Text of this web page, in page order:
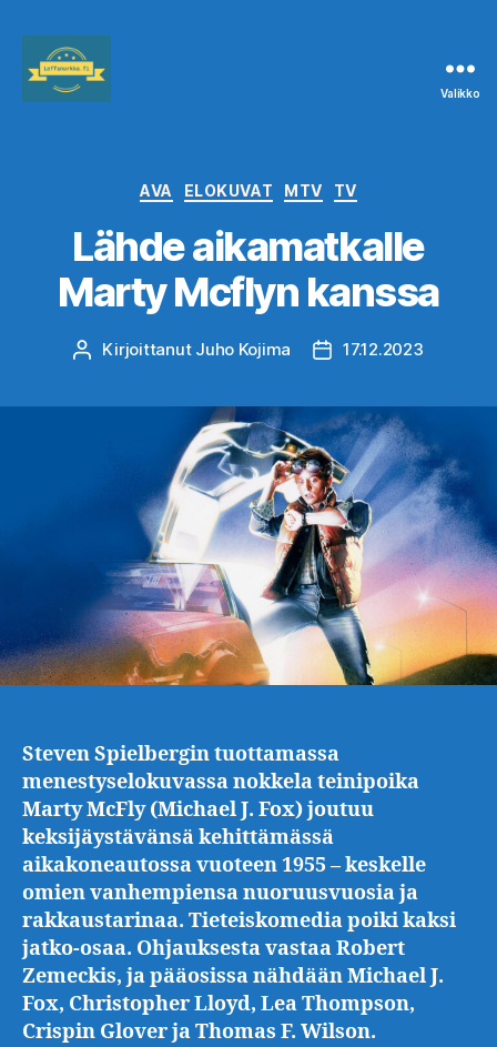
Valikko
Kategoriat
AVA ELOKUVAT MTV TV
Lähde aikamatkalle
Marty Mcflyn kanssa
Kirjoittaja
Kirjoittanut Juho Kojima Julkaisupäivämäärä
17.12.2023
Steven Spielbergin tuottamassa
menestyselokuvassa nokkela teinipoika
Marty McFly (Michael J. Fox) joutuu
keksijäystävänsä kehittämässä
aikakoneautossa vuoteen 1955 – keskelle
omien vanhempiensa nuoruusvuosia ja
rakkaustarinaa. Tieteiskomedia poiki kaksi
jatko-osaa. Ohjauksesta vastaa Robert
Zemeckis, ja pääosissa nähdään Michael J.
Fox, Christopher Lloyd, Lea Thompson,
Crispin Glover ja Thomas F. Wilson.